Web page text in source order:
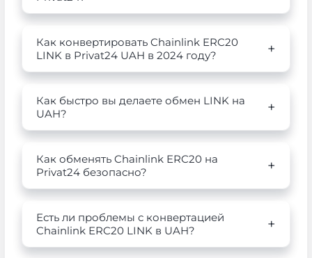
Как конвертировать Chainlink ERC20
LINK в Privat24 UAH в 2024 году?
Как быстро вы делаете обмен LINK на
UAH?
Как обменять Chainlink ERC20 на
Privat24 безопасно?
Есть ли проблемы с конвертацией
Chainlink ERC20 LINK в UAH?